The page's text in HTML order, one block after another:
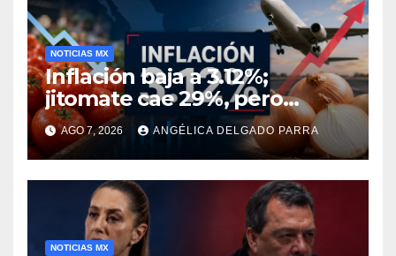
NOTICIAS MX
Inflación baja a 3.12%;
jitomate cae 29%, pero
cebolla y vuelos se
encarecen
AGO 7, 2026 ANGÉLICA DELGADO PARRA
NOTICIAS MX